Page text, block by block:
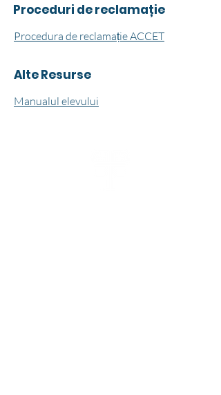
Proceduri de reclamație
Procedura de reclamație ACCET
Alte Resurse
Manualul elevului